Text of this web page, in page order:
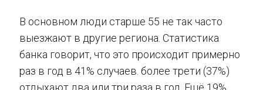
В основном люди старше 55 не так часто
выезжают в другие региона. Статистика
банка говорит, что это происходит примерно
раз в год в 41% случаев. более трети (37%)
отдыхают два или три раза в год. Ещё 19%